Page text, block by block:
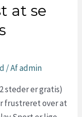
at se
/ Afadmin
steder er gratis)
frustreret over at